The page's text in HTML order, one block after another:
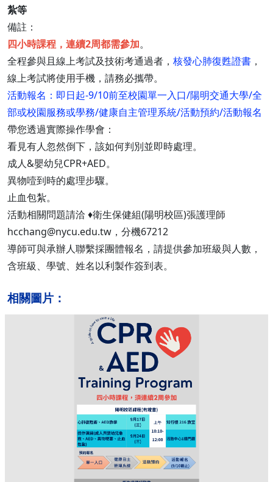
紮等
備註：
四小時課程，連續2周都需參加。
全程參與且線上考試及技術考通過者， 核發心肺復甦證書 ，
線上考試將使用手機，請務必攜帶。
活動報名：即日起-9/10前至校園單一入口/陽明交通大學/全
部或校園服務或學務/健康自主管理系統/活動預約/活動報名
帶您透過實際操作學會：
看見有人忽然倒下，該如何判別並即時處理。
成人&嬰幼兒CPR+AED。
異物噎到時的處理步驟。
止血包紮。
活動相關問題請洽 ♦衛生保健組(陽明校區)張護理師
hcchang@nycu.edu.tw，分機67212
導師可與承辦人聯繫採團體報名，請提供參加班級與人數，
含班級、學號、姓名以利製作簽到表。
相關圖片：